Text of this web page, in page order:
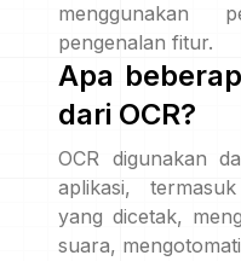
menggunakan
pengenalan fitur.
Apa
dari OCR?
OCR digunakan
aplikasi,
yang dicetak,
suara,